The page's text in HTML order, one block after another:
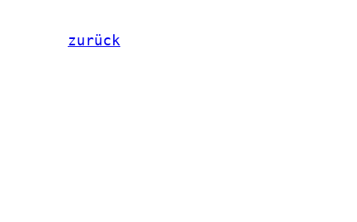
zurück